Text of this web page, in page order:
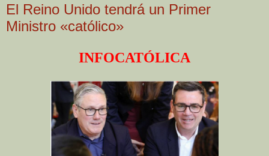
El Reino Unido tendrá un Primer
Ministro «católico»
INFOCATÓLICA